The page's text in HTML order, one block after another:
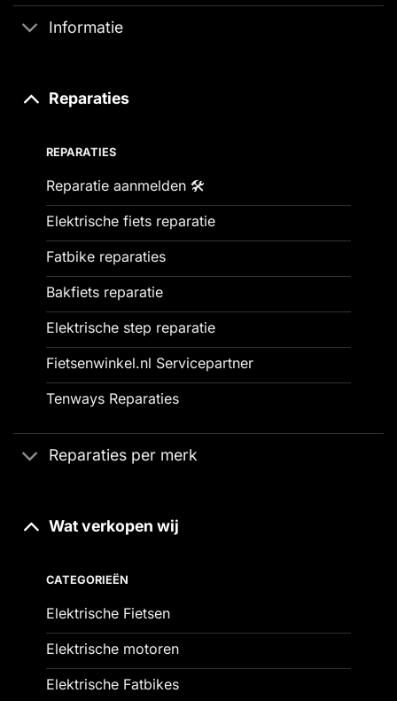
Informatie
Reparaties
REPARATIES
Reparatie aanmelden 🛠️
Elektrische fiets reparatie
Fatbike reparaties
Bakfiets reparatie
Elektrische step reparatie
Fietsenwinkel.nl Servicepartner
Tenways Reparaties
Reparaties per merk
Wat verkopen wij
CATEGORIEËN
Elektrische Fietsen
Elektrische motoren
Elektrische Fatbikes